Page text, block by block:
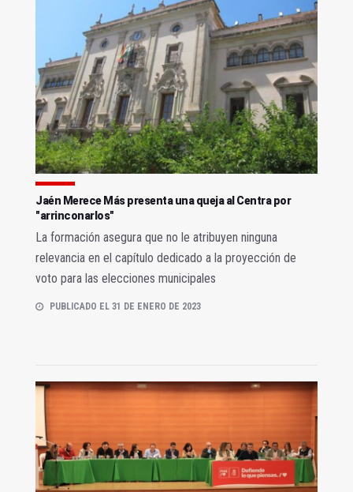
Jaén Merece Más presenta una queja al Centra por
"arrinconarlos"
La formación asegura que no le atribuyen ninguna
relevancia en el capítulo dedicado a la proyección de
voto para las elecciones municipales
PUBLICADO EL 31 DE ENERO DE 2023